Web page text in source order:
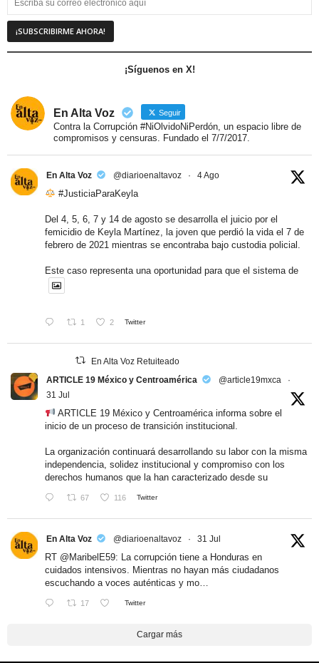
¡Síguenos en X!
En Alta Voz Seguir
Contra la Corrupción #NiOlvidoNiPerdón, un espacio libre de
compromisos y censuras. Fundado el 7/7/2017.
En Alta Voz @diarioenaltavoz · 4 Ago
#JusticiaParaKeyla
Del 4, 5, 6, 7 y 14 de agosto se desarrolla el juicio por el
femicidio de Keyla Martínez, la joven que perdió la vida el 7 de
febrero de 2021 mientras se encontraba bajo custodia policial.
Este caso representa una oportunidad para que el sistema de
1 2 Twitter
En Alta Voz Retuiteado
ARTICLE 19 México y Centroamérica
@article19mxca
·
31 Jul
ARTICLE 19 México y Centroamérica informa sobre el
inicio de un proceso de transición institucional.
La organización continuará desarrollando su labor con la misma
independencia, solidez institucional y compromiso con los
derechos humanos que la han caracterizado desde su
67 116 Twitter
En Alta Voz @diarioenaltavoz · 31 Jul
RT @MaribelE59: La corrupción tiene a Honduras en
cuidados intensivos. Mientras no hayan más ciudadanos
escuchando a voces auténticas y mo…
17 Twitter
Cargar más